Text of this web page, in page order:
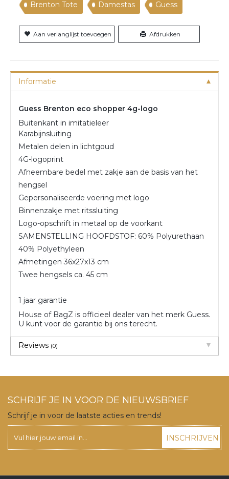
Brenton Tote Damestas Guess
Aan verlanglijst toevoegen Afdrukken
Informatie
Guess Brenton eco shopper 4g-logo
Buitenkant in imitatieleer
Karabijnsluiting
Metalen delen in lichtgoud
4G-logoprint
Afneembare bedel met zakje aan de basis van het
hengsel
Gepersonaliseerde voering met logo
Binnenzakje met ritssluiting
Logo-opschrift in metaal op de voorkant
SAMENSTELLING HOOFDSTOF: 60% Polyurethaan
40% Polyethyleen
Afmetingen 36x27x13 cm
Twee hengsels ca. 45 cm
1 jaar garantie
House of BagZ is officieel dealer van het merk Guess.
U kunt voor de garantie bij ons terecht.
Reviews (0)
SCHRIJF JE IN VOOR DE NIEUWSBRIEF
Schrijf je in voor de laatste acties en trends!
INSCHRIJVEN